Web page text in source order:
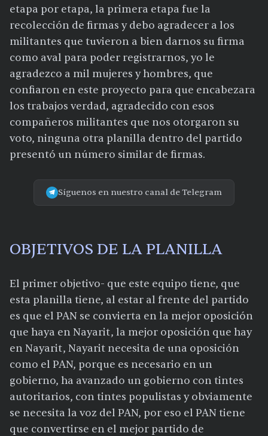
etapa por etapa, la primera etapa fue la
recolección de firmas y debo agradecer a los
militantes que tuvieron a bien darnos su firma
como aval para poder registrarnos, yo le
agradezco a mil mujeres y hombres, que
confiaron en este proyecto para que encabezara
los trabajos verdad, agradecido con esos
compañeros militantes que nos otorgaron su
voto, ninguna otra planilla dentro del partido
presentó un número similar de firmas.
Síguenos en nuestro canal de Telegram
OBJETIVOS DE LA PLANILLA
El primer objetivo- que este equipo tiene, que
esta planilla tiene, al estar al frente del partido
es que el PAN se convierta en la mejor oposición
que haya en Nayarit, la mejor oposición que hay
en Nayarit, Nayarit necesita de una oposición
como el PAN, porque es necesario en un
gobierno, ha avanzado un gobierno con tintes
autoritarios, con tintes populistas y obviamente
se necesita la voz del PAN, por eso el PAN tiene
que convertirse en el mejor partido de